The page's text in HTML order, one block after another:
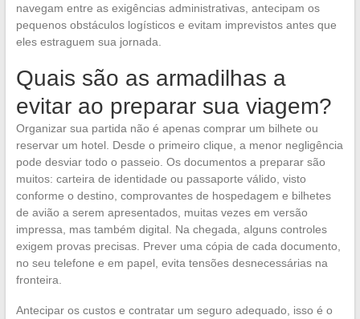
navegam entre as exigências administrativas, antecipam os
pequenos obstáculos logísticos e evitam imprevistos antes que
eles estraguem sua jornada.
Quais são as armadilhas a
evitar ao preparar sua viagem?
Organizar sua partida não é apenas comprar um bilhete ou
reservar um hotel. Desde o primeiro clique, a menor negligência
pode desviar todo o passeio. Os documentos a preparar são
muitos: carteira de identidade ou passaporte válido, visto
conforme o destino, comprovantes de hospedagem e bilhetes
de avião a serem apresentados, muitas vezes em versão
impressa, mas também digital. Na chegada, alguns controles
exigem provas precisas. Prever uma cópia de cada documento,
no seu telefone e em papel, evita tensões desnecessárias na
fronteira.
Antecipar os custos e contratar um seguro adequado, isso é o